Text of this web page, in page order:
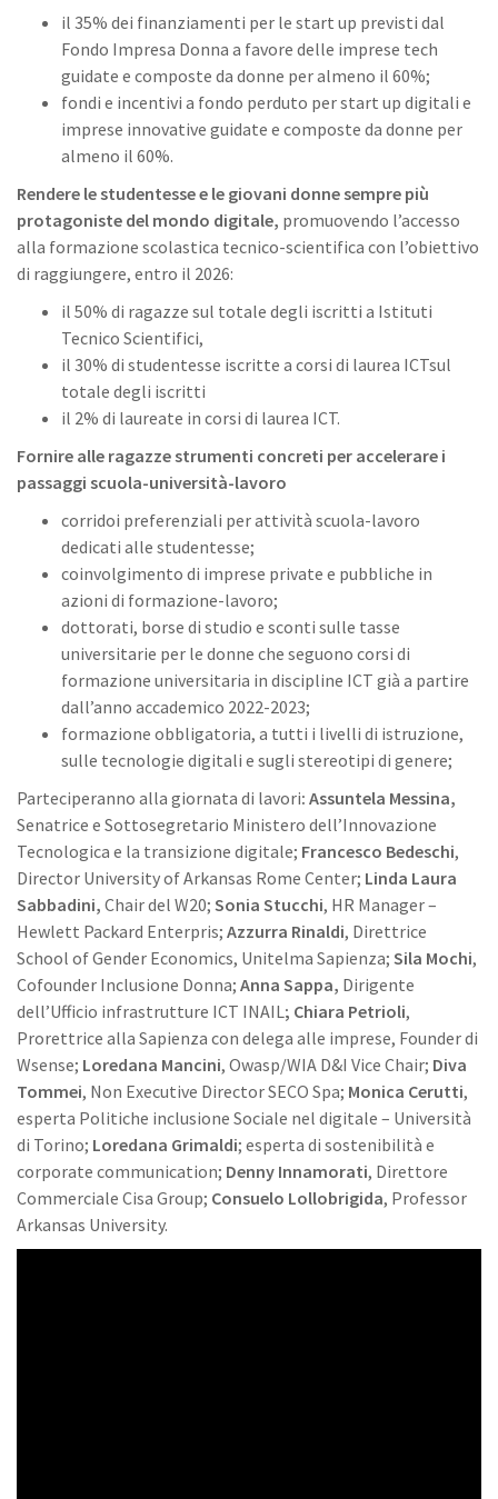
il 35% dei finanziamenti per le start up previsti dal
Fondo Impresa Donna a favore delle imprese tech
guidate e composte da donne per almeno il 60%;
fondi e incentivi a fondo perduto per start up digitali e
imprese innovative guidate e composte da donne per
almeno il 60%.
Rendere le studentesse e le giovani donne sempre più
protagoniste del mondo digitale, promuovendo l’accesso
alla formazione scolastica tecnico-scientifica con l’obiettivo
di raggiungere, entro il 2026:
il 50% di ragazze sul totale degli iscritti a Istituti
Tecnico Scientifici,
il 30% di studentesse iscritte a corsi di laurea ICTsul
totale degli iscritti
il 2% di laureate in corsi di laurea ICT.
Fornire alle ragazze strumenti concreti per accelerare i
passaggi scuola-università-lavoro
corridoi preferenziali per attività scuola-lavoro
dedicati alle studentesse;
coinvolgimento di imprese private e pubbliche in
azioni di formazione-lavoro;
dottorati, borse di studio e sconti sulle tasse
universitarie per le donne che seguono corsi di
formazione universitaria in discipline ICT già a partire
dall’anno accademico 2022-2023;
formazione obbligatoria, a tutti i livelli di istruzione,
sulle tecnologie digitali e sugli stereotipi di genere;
Parteciperanno alla giornata di lavori: Assuntela Messina,
Senatrice e Sottosegretario Ministero dell’Innovazione
Tecnologica e la transizione digitale; Francesco Bedeschi,
Director University of Arkansas Rome Center; Linda Laura
Sabbadini, Chair del W20; Sonia Stucchi, HR Manager –
Hewlett Packard Enterpris; Azzurra Rinaldi, Direttrice
School of Gender Economics, Unitelma Sapienza; Sila Mochi,
Cofounder Inclusione Donna; Anna Sappa, Dirigente
dell’Ufficio infrastrutture ICT INAIL; Chiara Petrioli,
Prorettrice alla Sapienza con delega alle imprese, Founder di
Wsense; Loredana Mancini, Owasp/WIA D&I Vice Chair; Diva
Tommei, Non Executive Director SECO Spa; Monica Cerutti,
esperta Politiche inclusione Sociale nel digitale – Università
di Torino; Loredana Grimaldi; esperta di sostenibilità e
corporate communication; Denny Innamorati, Direttore
Commerciale Cisa Group; Consuelo Lollobrigida, Professor
Arkansas University.